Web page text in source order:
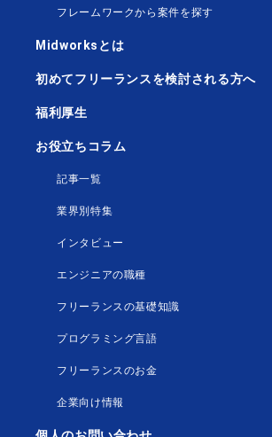
フレームワークから案件を探す
Midworksとは
初めてフリーランスを検討される方へ
福利厚生
お役立ちコラム
記事一覧
業界別特集
インタビュー
エンジニアの職種
フリーランスの基礎知識
プログラミング言語
フリーランスのお金
企業向け情報